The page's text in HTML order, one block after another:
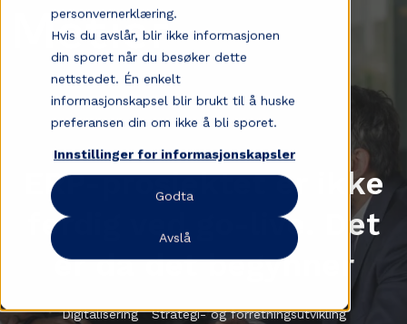
personvernerklæring.
Hvis du avslår, blir ikke informasjonen
din sporet når du besøker dette
nettstedet. Én enkelt
informasjonskapsel blir brukt til å huske
preferansen din om ikke å bli sporet.
Innstillinger for informasjonskapsler
Godta
Avslå
ERP-prosjektet er ikke
ferdig ved go-live. Det
er da det begynner
Digitalisering
Strategi- og forretningsutvikling